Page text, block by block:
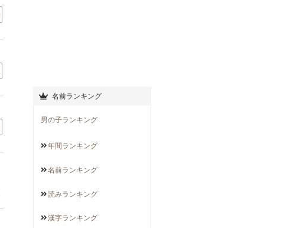
名前ランキング
男の子ランキング
年間 ランキング
名前ランキング
読みランキング
漢字ランキング